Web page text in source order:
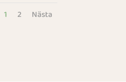
1 2 Nästa